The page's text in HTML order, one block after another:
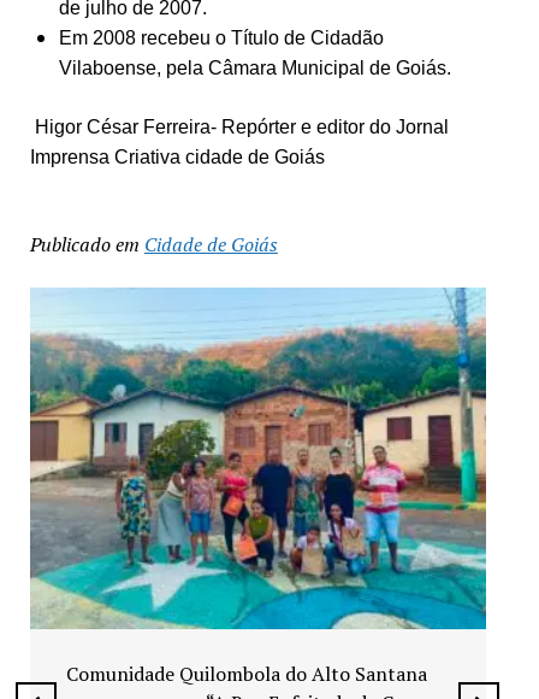
de julho de 2007.
Em 2008 recebeu o Título de Cidadão
Vilaboense, pela Câmara Municipal de Goiás.
Higor César Ferreira- Repórter e editor do Jornal
Imprensa Criativa cidade de Goiás
Publicado em Cidade de Goiás
Exposição “Arte em Cores” leva pinturas a
espaços públicos de Senador Canedo